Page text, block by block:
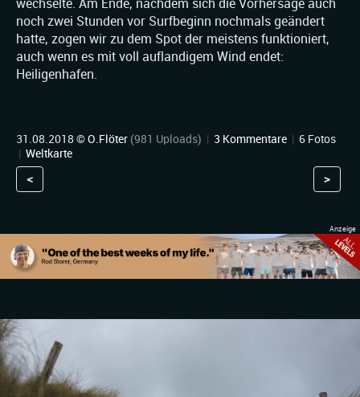
wechselte. Am Ende, nachdem sich die Vorhersage auch
noch zwei Stunden vor Surfbeginn nochmals geändert
hatte, zogen wir zu dem Spot der meistens funktioniert,
auch wenn es mit voll auflandigem Wind endet:
Heiligenhafen.
31.08.2018 ©O.Flöter (981 Uploads) | 3 Kommentare | 6 Fotos
| Weltkarte
< >